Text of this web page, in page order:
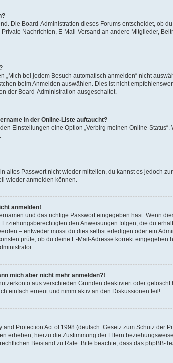
Die Board-Administration dieses Forums entscheidet, ob
Nachrichten, E-Mail-Versand an andere Mitglieder,
„Mich bei jedem Besuch automatisch anmelden“ nicht
beim Anmelden auswählen. Dies ist nicht
der Board-Administration ausgeschaltet.
in der Online-Liste auftaucht?
Einstellungen eine Option „Verbirg meinen Online-
altes Passwort nicht wieder mitteilen, du kannst es jedoch
wieder anmelden können.
anmelden!
und das richtige Passwort eingegeben hast. Wenn
den Anweisungen folgen, die du
– entweder musst du dies selbst erledigen oder ein
prüfe, ob du deine E-Mail-Adresse korrekt
mich aber nicht mehr anmelden?!
aus verschieden Gründen deaktiviert oder
einfach erneut und nimm aktiv an den Diskussionen teil!
Protection Act of 1998 (deutsch: Gesetz zum Schutz
erheben, hierzu die Zustimmung der Eltern
Beistand zu Rate. Bitte beachte, dass das